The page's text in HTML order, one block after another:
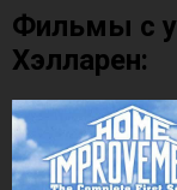
Фильмы с
Хэлларен: